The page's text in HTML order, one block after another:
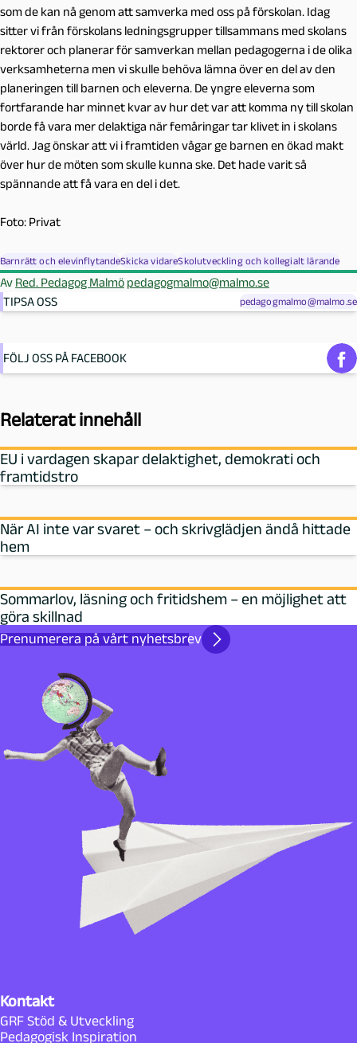
som de kan nå genom att samverka med oss på förskolan. Idag
sitter vi från förskolans ledningsgrupper tillsammans med skolans
rektorer och planerar för samverkan mellan pedagogerna i de olika
verksamheterna men vi skulle behöva lämna över en del av den
planeringen till barnen och eleverna. De yngre eleverna som
fortfarande har minnet kvar av hur det var att komma ny till skolan
borde få vara mer delaktiga när femåringar tar klivet in i skolans
värld. Jag önskar att vi i framtiden vågar ge barnen en ökad makt
över hur de möten som skulle kunna ske. Det hade varit så
spännande att få vara en del i det.
Foto: Privat
Barnrätt och elevinflytandeSkicka vidareSkolutveckling och kollegialt lärande
Av Red. Pedagog Malmö pedagogmalmo@malmo.se
TIPSA OSS
pedagogmalmo@malmo.se
FÖLJ OSS PÅ FACEBOOK
Relaterat innehåll
EU i vardagen skapar delaktighet, demokrati och
framtidstro
När AI inte var svaret – och skrivglädjen ändå hittade
hem
Sommarlov, läsning och fritidshem – en möjlighet att
göra skillnad
Prenumerera på vårt nyhetsbrev
Kontakt
GRF Stöd & Utveckling
Pedagogisk Inspiration